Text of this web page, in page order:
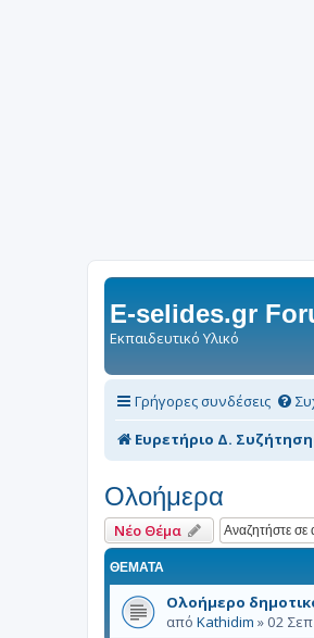
E-selides.gr
Εκπαιδευτικό Υλικό
Γρήγορες συνδέσεις
Ευρετήριο Δ.
Ολοήμερα
Νέο Θέμα
ΘΈΜΑΤΑ
Ολοήμερο
από Kathidim » 02